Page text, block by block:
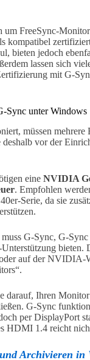
um FreeSync-
kompatibel
bieten jedoch
lassen sich
mit G-
Sync unter Windows
müssen mehrere
vor der
eine NVIDIA
. Empfohlen
Serie, da sie
G-Sync, G-
bieten.
auf der NVIDIA-
darauf, Ihren
G-Sync
per DisplayPort
HDMI 1.4 reicht
Archivieren in